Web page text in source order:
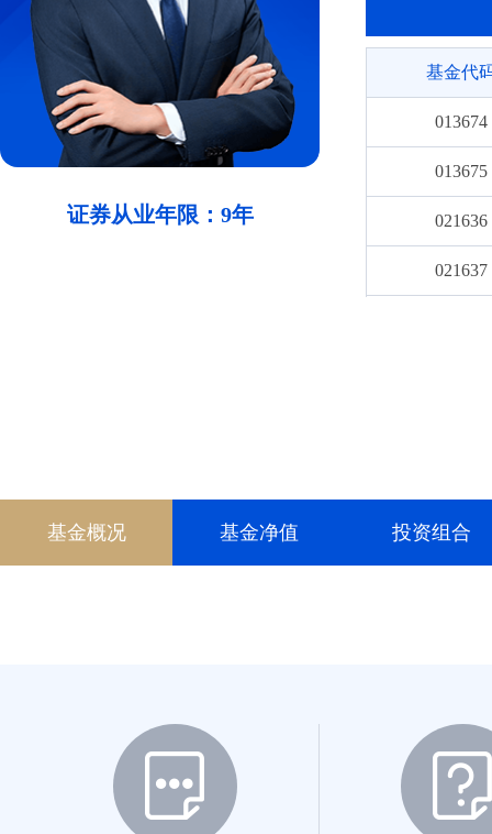
证券从业年限：9年
基金代
013674
013675
021636
021637
028232
基金概况 基金净值 投资组合